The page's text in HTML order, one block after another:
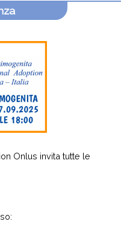
Onlus invita tutte le